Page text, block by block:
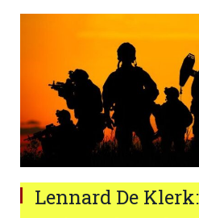
Lennard De